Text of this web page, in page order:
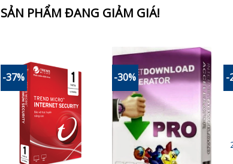
SẢN PHẨM ĐANG GIẢM GIÁ!
-37%
Wishlist
-30%
Wishlist
-